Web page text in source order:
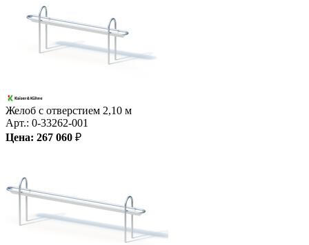
Желоб с отверстием 2,10 м
Арт.: 0-33262-001
Цена: 267 060 ₽